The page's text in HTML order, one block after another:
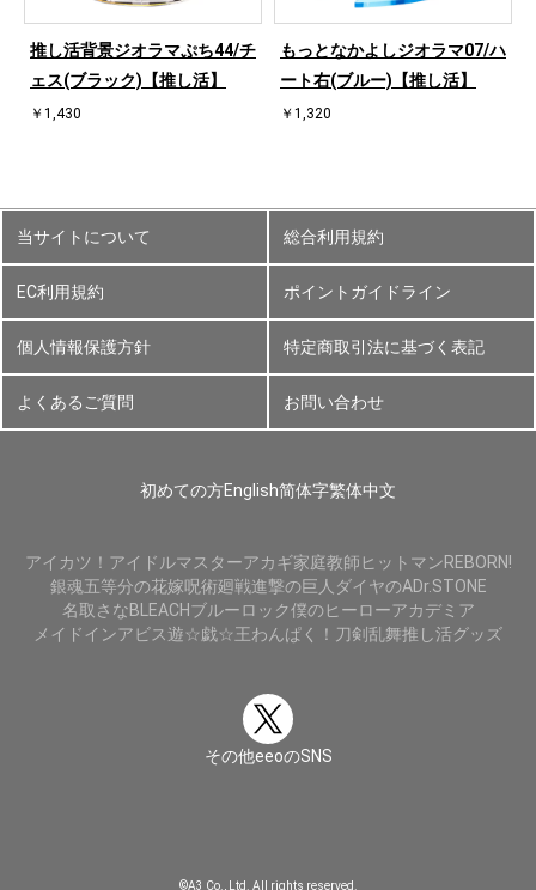
推し活背景ジオラマぷち44/チ
ェス(ブラック)【推し活】
￥1,430
もっとなかよしジオラマ07/ハ
ート右(ブルー)【推し活】
￥1,320
当サイトについて 総合利用規約
EC利用規約 ポイントガイドライン
個人情報保護方針 特定商取引法に基づく表記
よくあるご質問 お問い合わせ
初めての方English简体字繁体中文
アイカツ！ アイドルマスターアカギ家庭教師ヒットマンREBORN!
銀魂五等分の花嫁呪術廻戦進撃の巨人 ダイヤのADr.STONE
名取さなBLEACHブルーロック僕のヒーローアカデミア
メイドインアビス遊☆戯☆王わんぱく！刀剣乱舞推し活グッズ
その他eeoのSNS
©A3 Co., Ltd. All rights reserved.